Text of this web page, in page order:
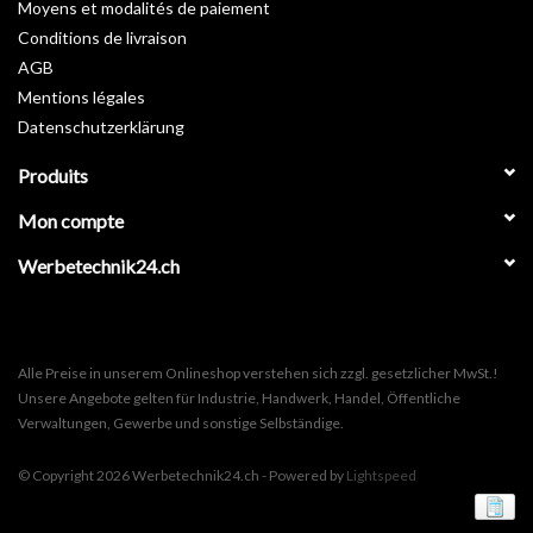
Moyens et modalités de paiement
Conditions de livraison
AGB
Mentions légales
Datenschutzerklärung
Produits
Mon compte
Werbetechnik24.ch
Alle Preise in unserem Onlineshop verstehen sich zzgl. gesetzlicher MwSt.!
Unsere Angebote gelten für Industrie, Handwerk, Handel, Öffentliche
Verwaltungen, Gewerbe und sonstige Selbständige.
© Copyright 2026 Werbetechnik24.ch - Powered by Lightspeed